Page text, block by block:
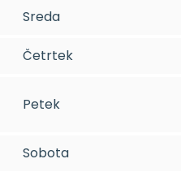
Sreda
Četrtek
Petek
Sobota